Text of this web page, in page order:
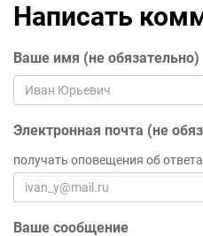
Написать
Ваше имя (не обязательно)
Электронная почта (не
получать оповещения об
Ваше сообщение